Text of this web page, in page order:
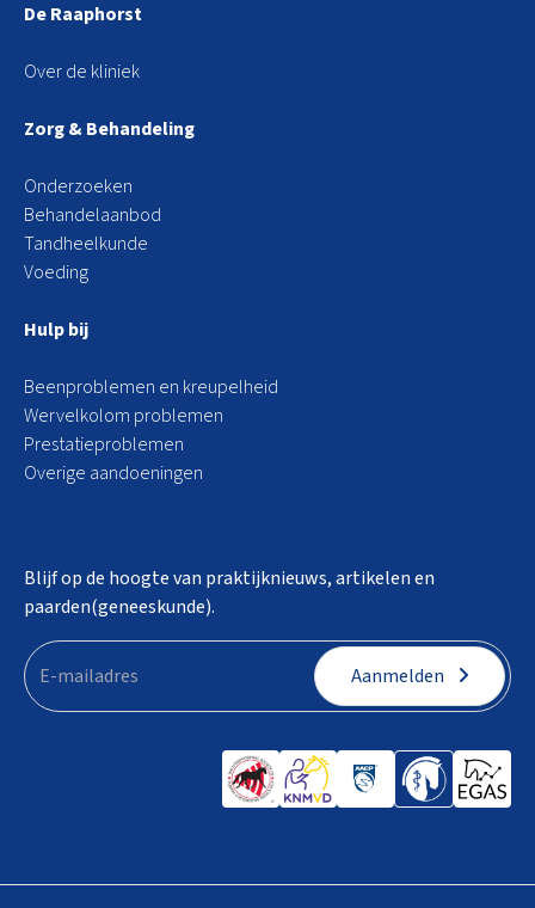
De Raaphorst
Over de kliniek
Zorg & Behandeling
Onderzoeken
Behandelaanbod
Tandheelkunde
Voeding
Hulp bij
Beenproblemen en kreupelheid
Wervelkolom problemen
Prestatieproblemen
Overige aandoeningen
Blijf op de hoogte van praktijknieuws, artikelen en
paarden(geneeskunde).
Aanmelden